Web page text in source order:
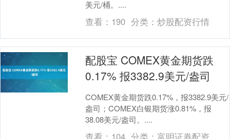
美元/桶。....
查看： 190 分类： 炒股配资行情
配股宝 COMEX黄金期货跌
0.17% 报3382.9美元/盎司
COMEX黄金期货跌0.17%，报3382.9美元/
盎司；COMEX白银期货涨0.81%，报
38.08美元/盎司。....
查看： 104 分类： 富明证券配资